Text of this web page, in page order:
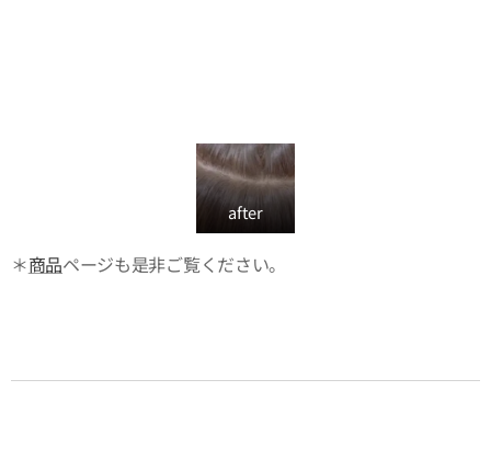
after
＊商品ページも是非ご覧ください。